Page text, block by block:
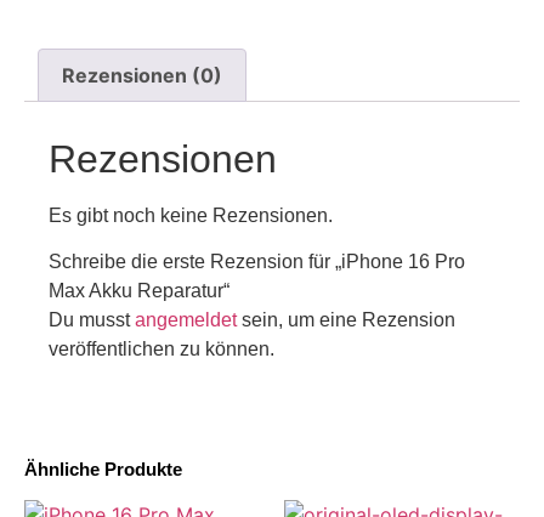
Ähnliche Produkte
Rezensionen (0)
Rezensionen
Es gibt noch keine Rezensionen.
Schreibe die erste Rezension für „iPhone 16 Pro
Max Akku Reparatur“
Du musstangemeldetsein, um eine Rezension
veröffentlichen zu können.